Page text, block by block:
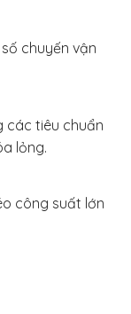
chuyến vận
các tiêu chuẩn
lỏng.
công suất lớn